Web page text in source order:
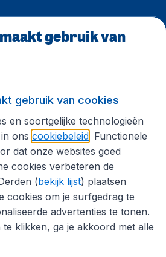
gebruik van
gebruik van cookies
en soortgelijke technologieën
ons cookiebeleid . Functionele
dat onze websites goed
cookies verbeteren de
(bekijk lijst) plaatsen
cookies om je surfgedrag te
advertenties te tonen.
klikken, ga je akkoord met alle